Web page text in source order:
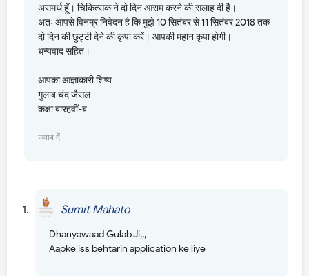
असमर्थ हूँ। चिकित्सक ने दो दिन आराम करने की सलाह दी है।
अतः आपसे विनम्र निवेदन है कि मुझे 10 सितंबर से 11 सितंबर 2018 तक
दो दिन की छुट्टी देने की कृपा करें। आपकी महान कृपा होगी।
धन्यवाद सहित।
आपका आज्ञाकारी शिष्य
गुलाब चंद जैसल
कक्षा बारहवीं-ब
जवाब दें
Sumit Mahato
Dhanyawaad Gulab Ji,,,
Aapke iss behtarin application ke liye